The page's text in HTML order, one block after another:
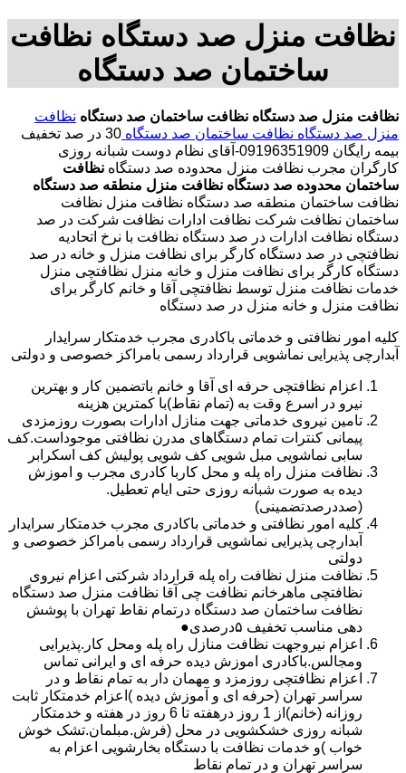
نظافت منزل صد دستگاه نظافت
ساختمان صد دستگاه
نظافت منزل صد دستگاه نظافت ساختمان صد دستگاه نظافت
منزل صد دستگاه نظافت ساختمان صد دستگاه
30 در صد تخفیف
بیمه رایگان 09196351909-آقای نظام دوست شبانه روزی
کارگران مجرب نظافت منزل محدوده صد دستگاه نظافت
ساختمان محدوده صد دستگاه نظافت منزل منطقه صد دستگاه
نظافت ساختمان منطقه صد دستگاه نظافت منزل نظافت
ساختمان نظافت شرکت نظافت ادارات نظافت شرکت در صد
دستگاه نظافت ادارات در صد دستگاه نظافت با نرخ اتحادیه
نظافتچی در صد دستگاه کارگر برای نظافت منزل و خانه در صد
دستگاه کارگر برای نظافت منزل و خانه منزل نظافتچی منزل
خدمات نظافت منزل توسط نظافتچی آقا و خانم کارگر برای
نظافت منزل و خانه منزل در صد دستگاه
کلیه امور نظافتی و خدماتی باکادری مجرب خدمتکار سرایدار
آبدارچی پذیرایی نماشویی قرارداد رسمی بامراکز خصوصی و دولتی
اعزام نظافتچی حرفه ای آقا و خانم باتضمین کار و بهترین
نیرو در اسرع وقت به (تمام نقاط)با کمترین هزینه
تامین نیروی خدماتی جهت منازل ادارات بصورت روزمزدی
پیمانی کنترات تمام دستگاهای مدرن نظافتی موجوداست.کف
سابی نماشویی مبل شویی کف شویی پولیش کف اسکرابر
نظافت منزل راه پله و محل کاربا کادری مجرب و اموزش
دیده به صورت شبانه روزی حتی ایام تعطیل.
(صددرصدتضمینی)
کلیه امور نظافتی و خدماتی باکادری مجرب خدمتکار سرایدار
آبدارچی پذیرایی نماشویی قرارداد رسمی بامراکز خصوصی و
دولتی
نظافت منزل نظافت راه پله قرارداد شرکتی اعزام نیروی
نظافتچی ماهرخانم نظافت چی آقا نظافت منزل صد دستگاه
نظافت ساختمان صد دستگاه درتمام نقاط تهران با پوشش
دهی مناسب تخفیف ۵درصدی●
اعزام نیروجهت نظافت منازل راه پله ومحل کار.پذیرایی
ومجالس.باکادری اموزش دیده حرفه ای و ایرانی تماس
اعزام نظافتچی روزمزد و مهمان دار به تمام نقاط و در
سراسر تهران (حرفه ای و آموزش دیده )اعزام خدمتکار ثابت
روزانه (خانم)از 1 روز درهفته تا 6 روز در هفته و خدمتکار
شبانه روزی خشکشویی در محل (فرش.مبلمان.تشک خوش
خواب )و خدمات نظافت با دستگاه بخارشویی اعزام به
سراسر تهران و در تمام نقاط